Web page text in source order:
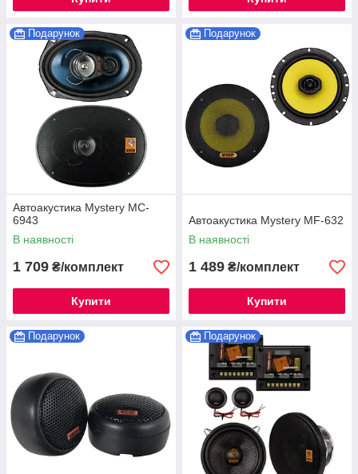
Подарунок
Автоакустика Mystery MC-
6943
В наявності
1 709 ₴/комплект
Купити
Подарунок
Автоакустика Mystery MF-632
В наявності
1 489 ₴/комплект
Купити
Подарунок Подарунок